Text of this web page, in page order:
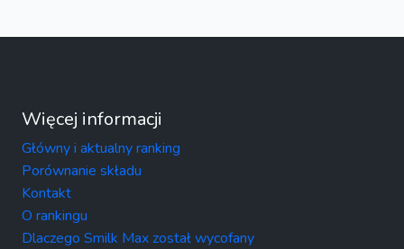
Więcej informacji
Główny i aktualny ranking
Porównanie składu
Kontakt
O rankingu
Dlaczego Smilk Max został wycofany